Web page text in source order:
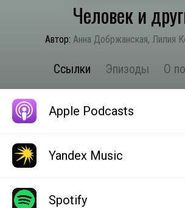
Человек и
Автор: Анна Добржанская, Лилия
Ссылки Эпизоды О
Apple Podcasts
Yandex Music
Spotify